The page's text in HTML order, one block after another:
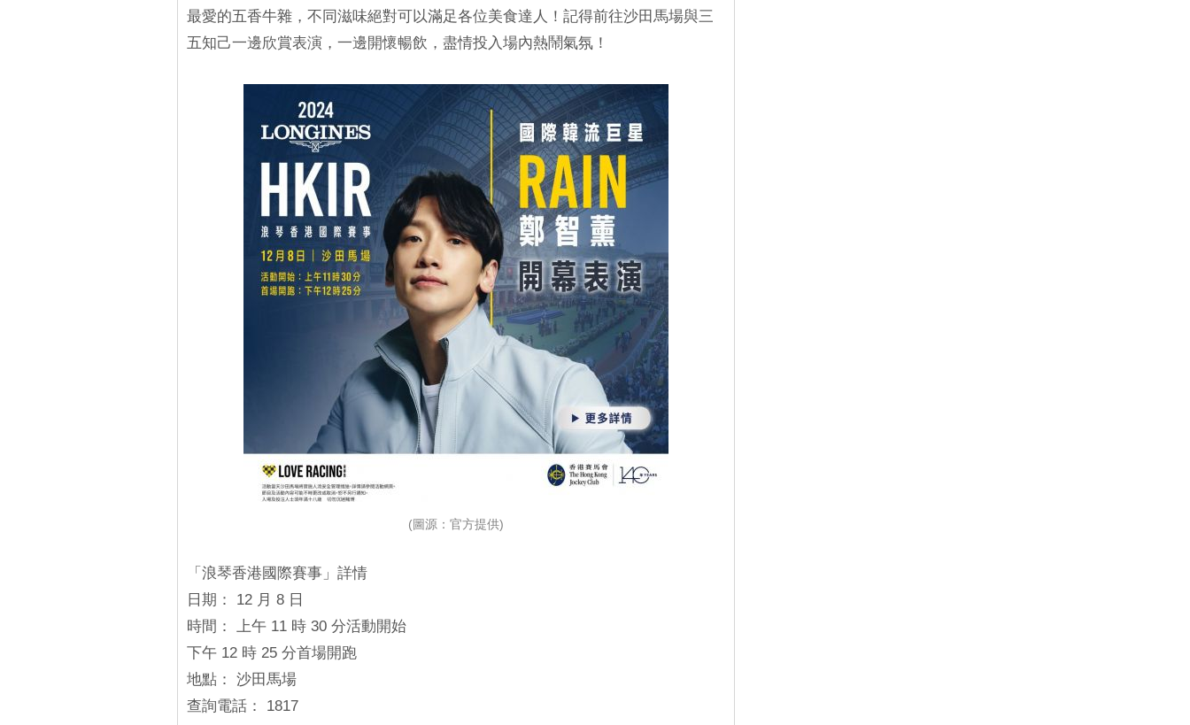
最愛的五香牛雜，不同滋味絕對可以滿足各位美食達人！記得前往沙田馬場與三
五知己一邊欣賞表演，一邊開懷暢飲，盡情投入場內熱鬧氣氛！
(圖源：官方提供)
「浪琴香港國際賽事」詳情
日期： 12 月 8 日
時間： 上午 11 時 30 分活動開始
下午 12 時 25 分首場開跑
地點： 沙田馬場
查詢電話： 1817